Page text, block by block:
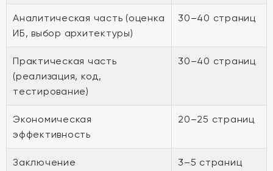
Аналитическая часть (оценка
ИБ, выбор архитектуры)
30–40 страниц
Практическая часть
(реализация, код,
тестирование)
30–40 страниц
Экономическая
эффективность
20–25 страниц
Заключение 3–5 страниц